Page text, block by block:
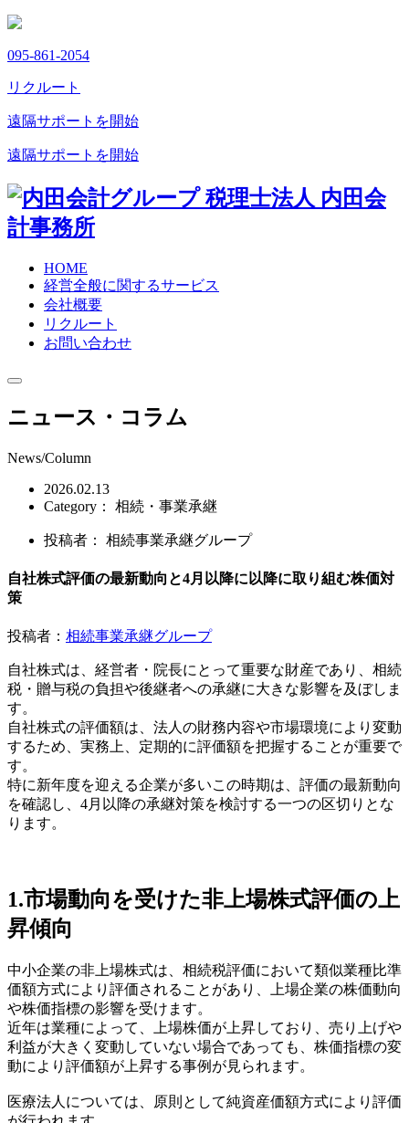
095-861-2054
リクルート
遠隔サポートを開始
遠隔サポートを開始
HOME
経営全般に関するサービス
会社概要
リクルート
お問い合わせ
ニュース・コラム
News/Column
2026.02.13
Category：
相続・事業承継
投稿者： 相続事業承継グループ
自社株式評価の最新動向と4月以降に以降に取り組む株価対
策
投稿者： 相続事業承継グループ
自社株式は、経営者・院長にとって重要な財産であり、相続
税・贈与税の負担や後継者への承継に大きな影響を及ぼしま
す。
自社株式の評価額は、法人の財務内容や市場環境により変動
するため、実務上、定期的に評価額を把握することが重要で
す。
特に新年度を迎える企業が多いこの時期は、評価の最新動向
を確認し、4月以降の承継対策を検討する一つの区切りとな
ります。
1.市場動向を受けた非上場株式評価の上
昇傾向
中小企業の非上場株式は、相続税評価において類似業種比準
価額方式により評価されることがあり、上場企業の株価動向
や株価指標の影響を受けます。
近年は業種によって、上場株価が上昇しており、売り上げや
利益が大きく変動していない場合であっても、株価指標の変
動により評価額が上昇する事例が見られます。
医療法人については、原則として純資産価額方式により評価